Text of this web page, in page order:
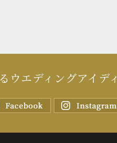
ウエディングアイデ